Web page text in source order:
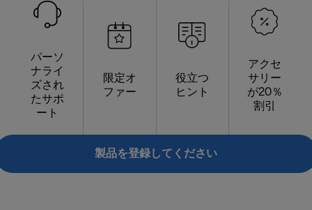
パーソ
ナライ
ズされ
たサポ
ート
限定オ
ファー
役立つ
ヒント
アクセ
サリー
が20％
割引
製品を登録してください